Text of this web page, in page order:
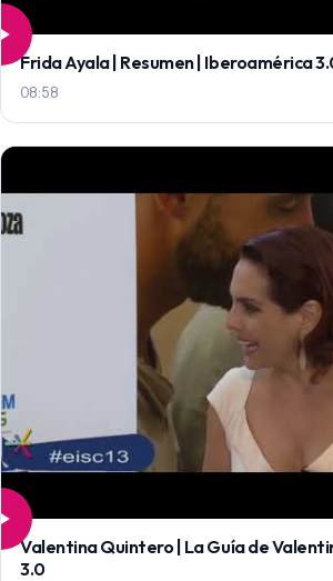
Frida Ayala | Resumen | Iberoamérica
08:58
Valentina Quintero | La Guía de
3.0